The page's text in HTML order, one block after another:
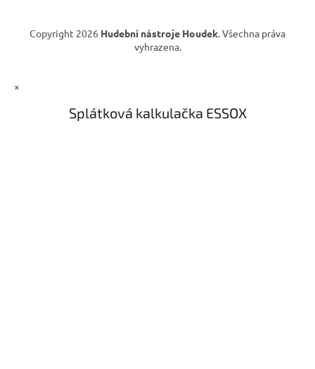
Copyright 2026 Hudební nástroje Houdek. Všechna práva
vyhrazena.
×
Splátková kalkulačka ESSOX